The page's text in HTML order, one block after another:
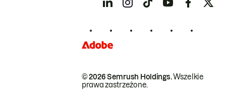
© 2026 Semrush Holdings.Wszelkie
prawa zastrzeżone.